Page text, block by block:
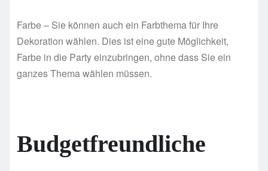
Farbe – Sie können auch ein Farbthema für Ihre
Dekoration wählen. Dies ist eine gute Möglichkeit,
Farbe in die Party einzubringen, ohne dass Sie ein
ganzes Thema wählen müssen.
Budgetfreundliche